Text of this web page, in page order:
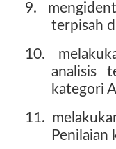
9.
terpisah
10.
analisis
kategori
11.
Penilaian